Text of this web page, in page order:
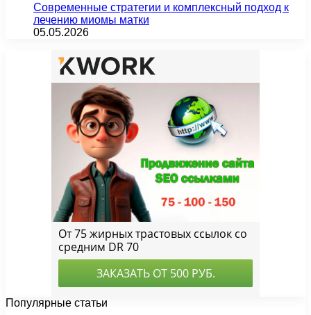
Современные стратегии и комплексный подход к
лечению миомы матки
05.05.2026
Популярные статьи